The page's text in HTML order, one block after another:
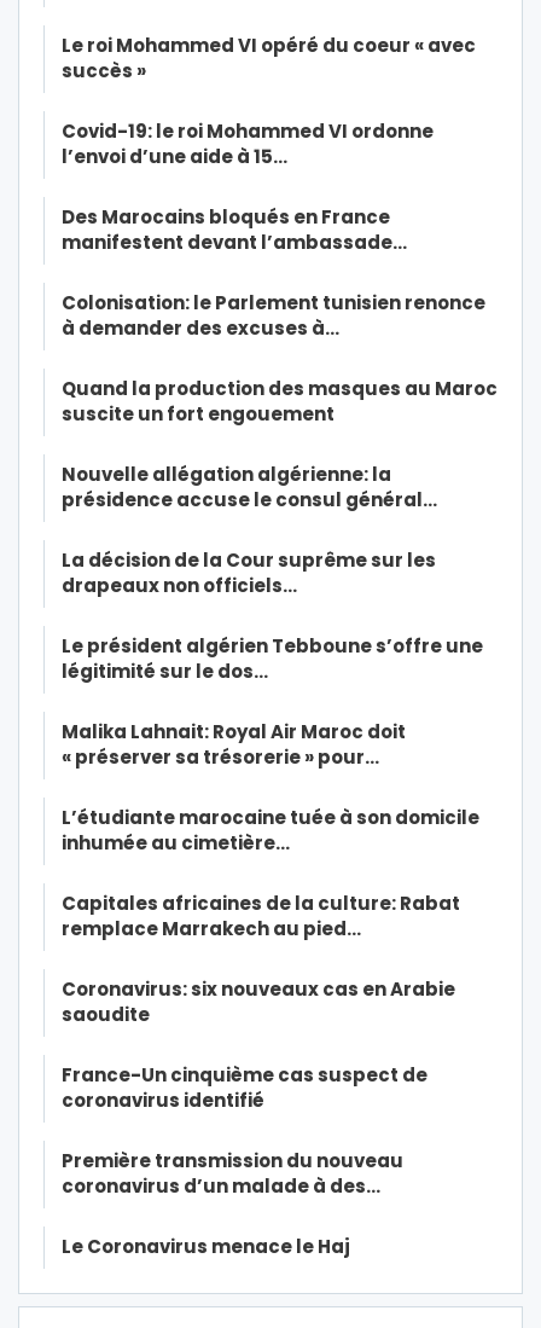
Le roi Mohammed VI opéré du coeur « avec
succès »
Covid-19: le roi Mohammed VI ordonne
l’envoi d’une aide à 15…
Des Marocains bloqués en France
manifestent devant l’ambassade…
Colonisation: le Parlement tunisien renonce
à demander des excuses à…
Quand la production des masques au Maroc
suscite un fort engouement
Nouvelle allégation algérienne: la
présidence accuse le consul général…
La décision de la Cour suprême sur les
drapeaux non officiels…
Le président algérien Tebboune s’offre une
légitimité sur le dos…
Malika Lahnait: Royal Air Maroc doit
« préserver sa trésorerie » pour…
L’étudiante marocaine tuée à son domicile
inhumée au cimetière…
Capitales africaines de la culture: Rabat
remplace Marrakech au pied…
Coronavirus: six nouveaux cas en Arabie
saoudite
France-Un cinquième cas suspect de
coronavirus identifié
Première transmission du nouveau
coronavirus d’un malade à des…
Le Coronavirus menace le Haj